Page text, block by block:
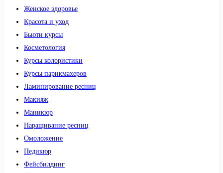
Женское здоровье
Красота и уход
Бьюти курсы
Косметология
Курсы колористики
Курсы парикмахеров
Ламинирование ресниц
Макияж
Маникюр
Наращивание ресниц
Омоложение
Педикюр
Фейсбилдинг